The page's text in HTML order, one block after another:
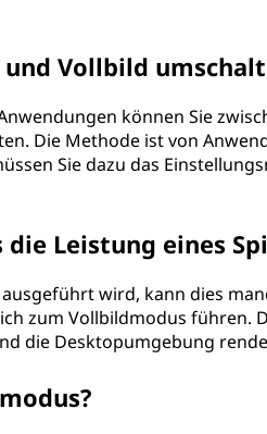
Vollbild
können Sie
Die Methode ist von
Sie dazu das
Leistung eines
ausgeführt wird, kann dies
zum Vollbildmodus führen.
die Desktopumgebung